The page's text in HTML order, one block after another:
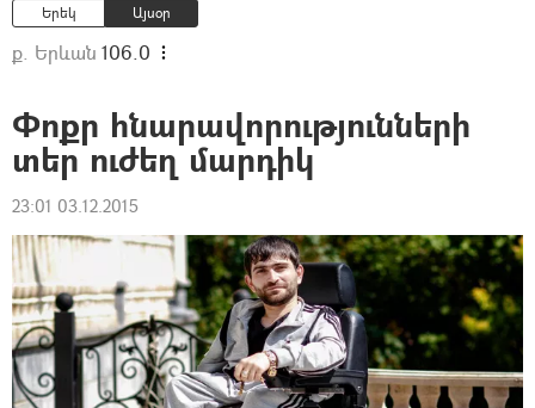
Երեկ Այսօր
ք. Երևան 106.0
Փոքր հնարավորությունների
տեր ուժեղ մարդիկ
23:01 03.12.2015